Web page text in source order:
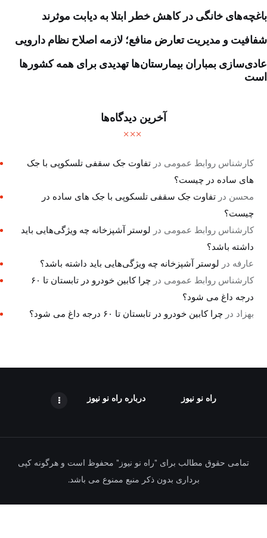
باغچه‌های خانگی در کاهش خطر ابتلا به دیابت موثرند
شفافیت و مدیریت تعارض منافع؛ لازمه اصلاح نظام دارویی
عادی‌سازی بمباران بیمارستان‌ها تهدیدی برای همه کشورها
است
آخرین دیدگاه‌ها
کارشناس روابط عمومی درتفاوت جک سقفی تلسکوپی با جک
های ساده در چیست؟
محسن درتفاوت جک سقفی تلسکوپی با جک های ساده در
چیست؟
کارشناس روابط عمومی در لوستر آشپزخانه چه ویژگی‌هایی باید
داشته باشد؟
عارفه در لوستر آشپزخانه چه ویژگی‌هایی باید داشته باشد؟
کارشناس روابط عمومی در
چرا کابین خودرو در تابستان تا ۶۰
درجه داغ می شود؟
بهزاد درچرا کابین خودرو در تابستان تا ۶۰ درجه داغ می شود؟
راه نو نیوز درباره راه‌ نو نیوز
تمامی حقوق مطالب برای "راه نو نیوز" محفوظ است و هرگونه کپی
برداری بدون ذکر منبع ممنوع می باشد.